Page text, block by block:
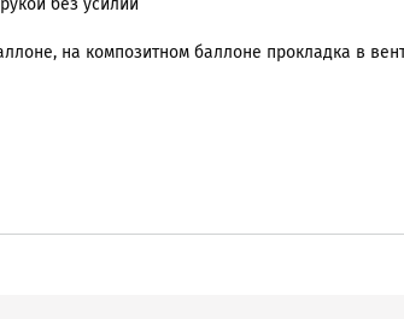
без усилий
на композитном баллоне прокладка в